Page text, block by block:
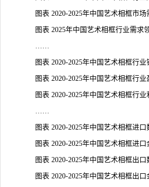
图表 2020-2025年中国艺术相框市场
图表 2025年中国艺术相框行业需求
……
图表 2020-2025年中国艺术相框行业
图表 2020-2025年中国艺术相框行业
图表 2020-2025年中国艺术相框行业
……
图表 2020-2025年中国艺术相框进口
图表 2020-2025年中国艺术相框进口
图表 2020-2025年中国艺术相框出口
图表 2020-2025年中国艺术相框出口